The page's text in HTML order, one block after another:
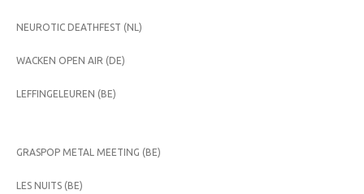
NEUROTIC DEATHFEST (NL)
WACKEN OPEN AIR (DE)
LEFFINGELEUREN (BE)
GRASPOP METAL MEETING (BE)
LES NUITS (BE)